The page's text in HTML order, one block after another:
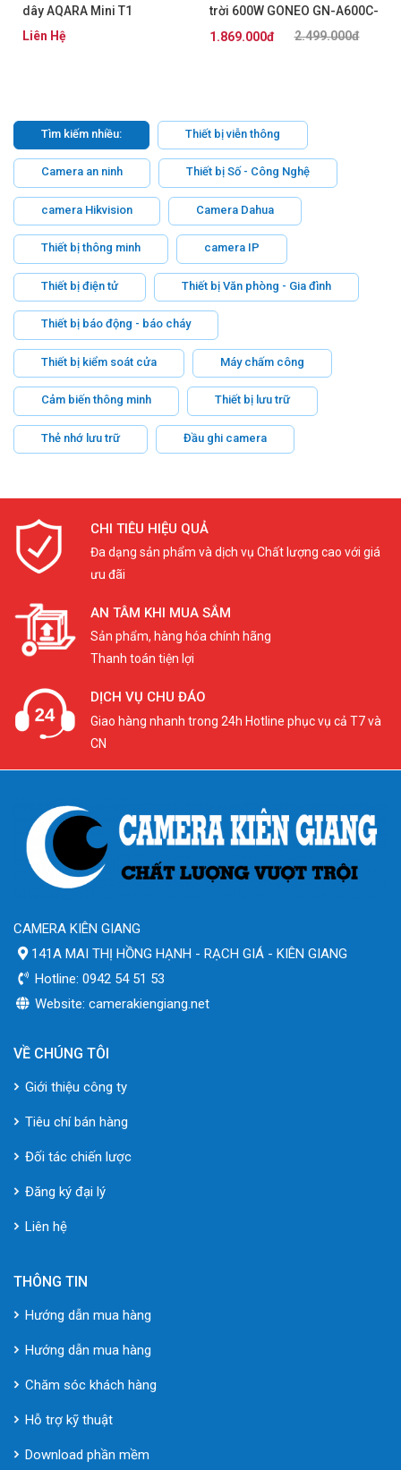
dây AQARA Mini T1
Liên Hệ
trời 600W GONEO GN-A600C-
AS
2.499.000đ
1.869.000đ
Tìm kiếm nhiều: Thiết bị viễn thông
Camera an ninh Thiết bị Số - Công Nghệ
camera Hikvision Camera Dahua
Thiết bị thông minh camera IP
Thiết bị điện tử Thiết bị Văn phòng - Gia đình
Thiết bị báo động - báo cháy
Thiết bị kiểm soát cửa Máy chấm công
Cảm biến thông minh Thiết bị lưu trữ
Thẻ nhớ lưu trữ Đầu ghi camera
CHI TIÊU HIỆU QUẢ
Đa dạng sản phẩm và dịch vụ Chất lượng cao với giá
ưu đãi
AN TÂM KHI MUA SẮM
Sản phẩm, hàng hóa chính hãng
Thanh toán tiện lợi
DỊCH VỤ CHU ĐÁO
Giao hàng nhanh trong 24h Hotline phục vụ cả T7 và
CN
CAMERA KIÊN GIANG
141A MAI THỊ HỒNG HẠNH - RẠCH GIÁ - KIÊN GIANG
Hotline: 0942 54 51 53
Website: camerakiengiang.net
VỀ CHÚNG TÔI
Giới thiệu công ty
Tiêu chí bán hàng
Đối tác chiến lược
Đăng ký đại lý
Liên hệ
THÔNG TIN
Hướng dẫn mua hàng
Hướng dẫn mua hàng
Chăm sóc khách hàng
Hỗ trợ kỹ thuật
Download phần mềm